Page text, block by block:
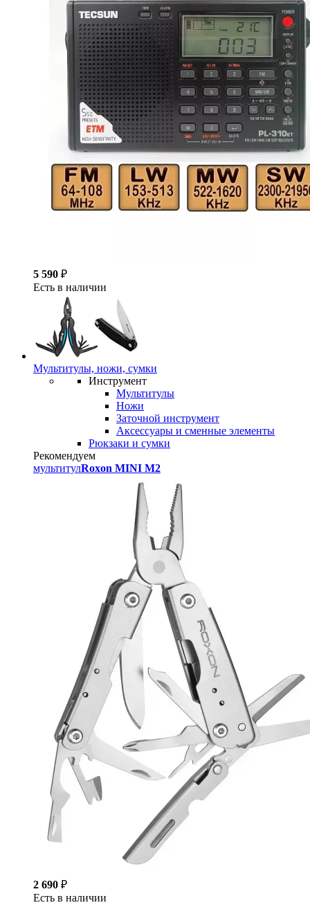
5 590 ₽
Есть в наличии
Мультитулы, ножи, сумки
Инструмент
Мультитулы
Ножи
Заточной инструмент
Аксессуары и сменные элементы
Рюкзаки и сумки
Рекомендуем
мультитулRoxon MINI M2
2 690 ₽
Есть в наличии